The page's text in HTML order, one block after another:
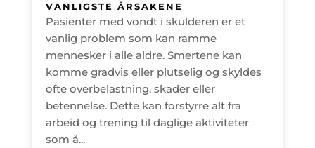
VANLIGSTE ÅRSAKENE
Pasienter med vondt i skulderen er et
vanlig problem som kan ramme
mennesker i alle aldre. Smertene kan
komme gradvis eller plutselig og skyldes
ofte overbelastning, skader eller
betennelse. Dette kan forstyrre alt fra
arbeid og trening til daglige aktiviteter
som å...